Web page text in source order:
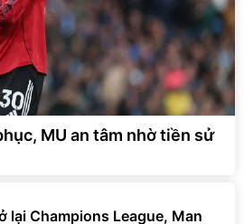
MU an tâm nhờ tiền sử
lại Champions League, Man